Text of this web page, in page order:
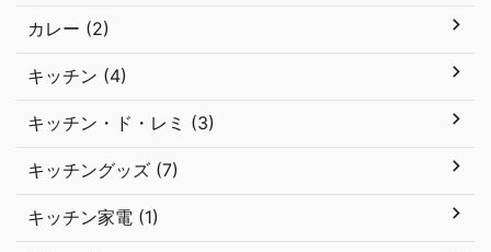
カレー (2)
キッチン (4)
キッチン・ド・レミ (3)
キッチングッズ (7)
キッチン家電 (1)